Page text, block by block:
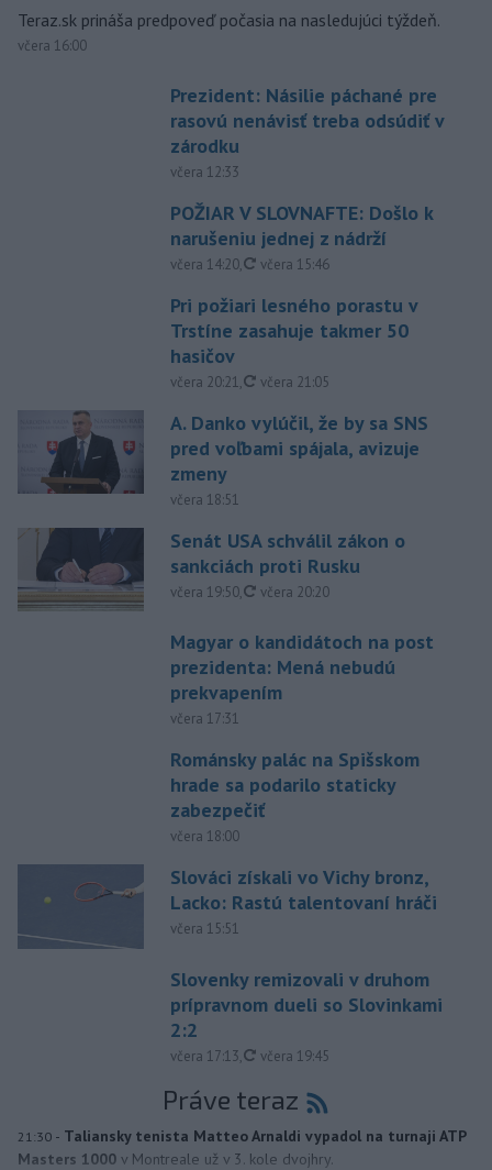
Teraz.sk prináša predpoveď počasia na nasledujúci týždeň.
včera 16:00
Prezident: Násilie páchané pre
rasovú nenávisť treba odsúdiť v
zárodku
včera 12:33
POŽIAR V SLOVNAFTE: Došlo k
narušeniu jednej z nádrží
včera 14:20, aktualizované
včera 15:46
Pri požiari lesného porastu v
Trstíne zasahuje takmer 50
hasičov
včera 20:21, aktualizované
včera 21:05
A. Danko vylúčil, že by sa SNS
pred voľbami spájala, avizuje
zmeny
včera 18:51
Senát USA schválil zákon o
sankciách proti Rusku
včera 19:50, aktualizované
včera 20:20
Magyar o kandidátoch na post
prezidenta: Mená nebudú
prekvapením
včera 17:31
Románsky palác na Spišskom
hrade sa podarilo staticky
zabezpečiť
včera 18:00
Slováci získali vo Vichy bronz,
Lacko: Rastú talentovaní hráči
včera 15:51
Slovenky remizovali v druhom
prípravnom dueli so Slovinkami
2:2
včera 17:13, aktualizované
včera 19:45
Práve teraz
21:30 - Taliansky tenista Matteo Arnaldi vypadol na turnaji ATP
Masters 1000 v Montreale už v 3. kole dvojhry.